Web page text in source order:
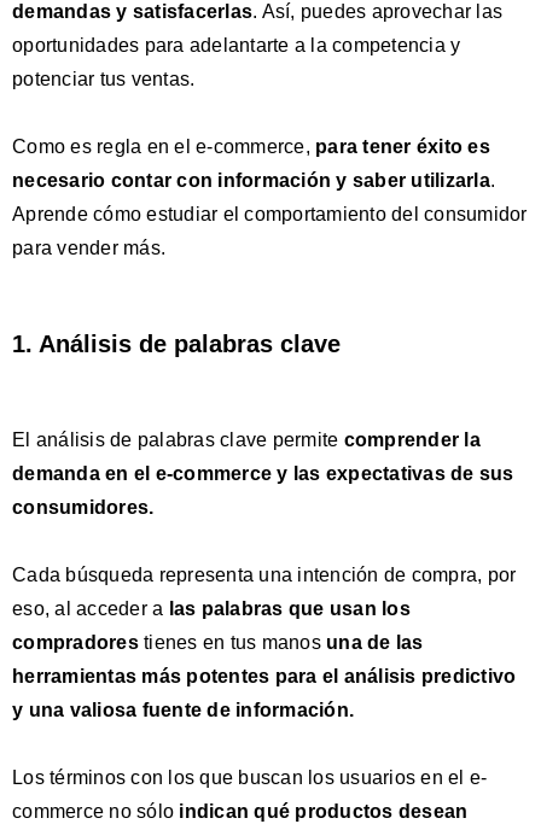
demandas y satisfacerlas. Así, puedes aprovechar las
oportunidades para adelantarte a la competencia y
potenciar tus ventas.
Como es regla en el e-commerce, para tener éxitoes
necesario contar con información y saber utilizarla.
Aprende cómo estudiar el comportamiento del consumidor
para vender más.
1. Análisis de palabras clave
El análisis de palabras clave permite comprender la
demanda en el e-commerce y las expectativasde sus
consumidores.
Cada búsqueda representa una intención de compra, por
eso, al acceder a las palabras que usan los
compradorestienes en tus manos una de las
herramientas más potentes para el análisis predictivo
y una valiosa fuente de información.
Los términos con los que buscan los usuariosen el e-
commerce no sólo indican qué productos desean